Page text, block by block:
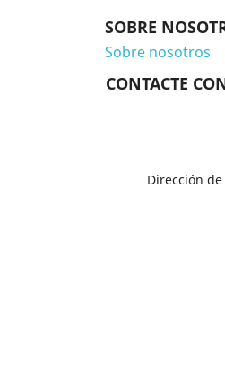
SOBRE
Sobre nosotros
CONTACTE
Dirección